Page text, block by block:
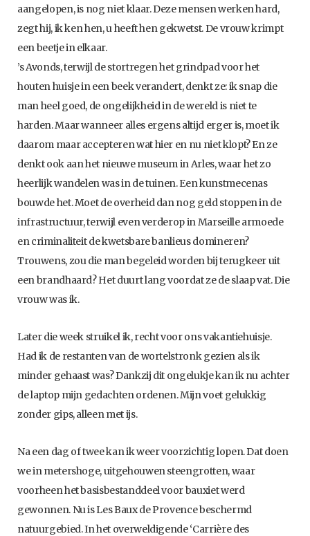
aangelopen, is nog niet klaar. Deze mensen werken hard,
zegt hij, ik ken hen, u heeft hen gekwetst. De vrouw krimpt
een beetje in elkaar.
’s Avonds, terwijl de stortregen het grindpad voor het
houten huisje in een beek verandert, denkt ze: ik snap die
man heel goed, de ongelijkheid in de wereld is niet te
harden. Maar wanneer alles ergens altijd erger is, moet ik
daarom maar accepteren wat hier en nu niet klopt? En ze
denkt ook aan het nieuwe museum in Arles, waar het zo
heerlijk wandelen was in de tuinen. Een kunstmecenas
bouwde het. Moet de overheid dan nog geld stoppen in de
infrastructuur, terwijl even verderop in Marseille armoede
en criminaliteit de kwetsbare banlieus domineren?
Trouwens, zou die man begeleid worden bij terugkeer uit
een brandhaard? Het duurt lang voordat ze de slaap vat. Die
vrouw was ik.
Later die week struikel ik, recht voor ons vakantiehuisje.
Had ik de restanten van de wortelstronk gezien als ik
minder gehaast was? Dankzij dit ongelukje kan ik nu achter
de laptop mijn gedachten ordenen. Mijn voet gelukkig
zonder gips, alleen met ijs.
Na een dag of twee kan ik weer voorzichtig lopen. Dat doen
we in metershoge, uitgehouwen steengrotten, waar
voorheen het basisbestanddeel voor bauxiet werd
gewonnen. Nu is Les Baux de Provence beschermd
natuurgebied. In het overweldigende ‘Carrière des